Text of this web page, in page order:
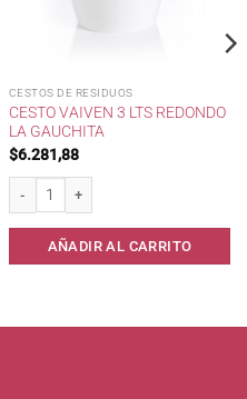
CESTOS DE RESIDUOS
CESTO VAIVEN 3 LTS REDONDO
LA GAUCHITA
$6.281,88
Cesto Vaiven 3 lts Redondo La
AÑADIR AL CARRITO